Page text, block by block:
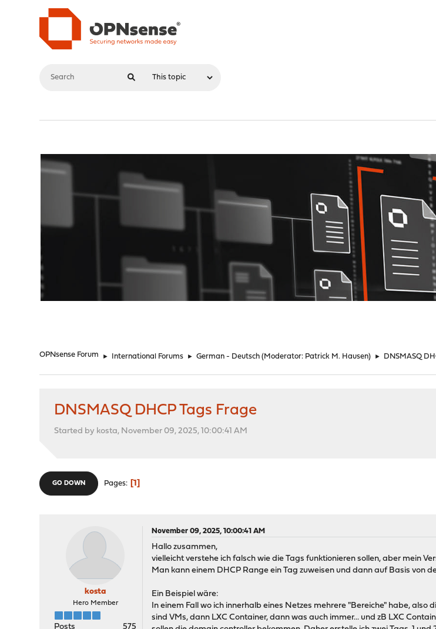
OPNsense Forum ► International Forums ► German - Deutsch (Moderator: Patrick M. Hausen) ► DNSMASQ
DNSMASQ DHCP Tags Frage
Started by kosta, November 09, 2025, 10:00:41 AM
GO DOWN Pages 1
kosta
Hero Member
Posts
575
November 09, 2025, 10:00:41 AM
Hallo zusammen,
vielleicht verstehe ich falsch wie die Tags funktionieren sollen, aber mein
Man kann einem DHCP Range ein Tag zuweisen und dann auf Basis von
Ein Beispiel wäre:
In einem Fall wo ich innerhalb eines Netzes mehrere "Bereiche" habe,
sind VMs, dann LXC Container, dann was auch immer... und zB LXC